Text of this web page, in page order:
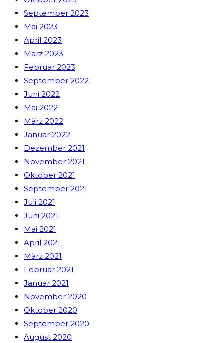
September 2023
Mai 2023
April 2023
März 2023
Februar 2023
September 2022
Juni 2022
Mai 2022
März 2022
Januar 2022
Dezember 2021
November 2021
Oktober 2021
September 2021
Juli 2021
Juni 2021
Mai 2021
April 2021
März 2021
Februar 2021
Januar 2021
November 2020
Oktober 2020
September 2020
August 2020